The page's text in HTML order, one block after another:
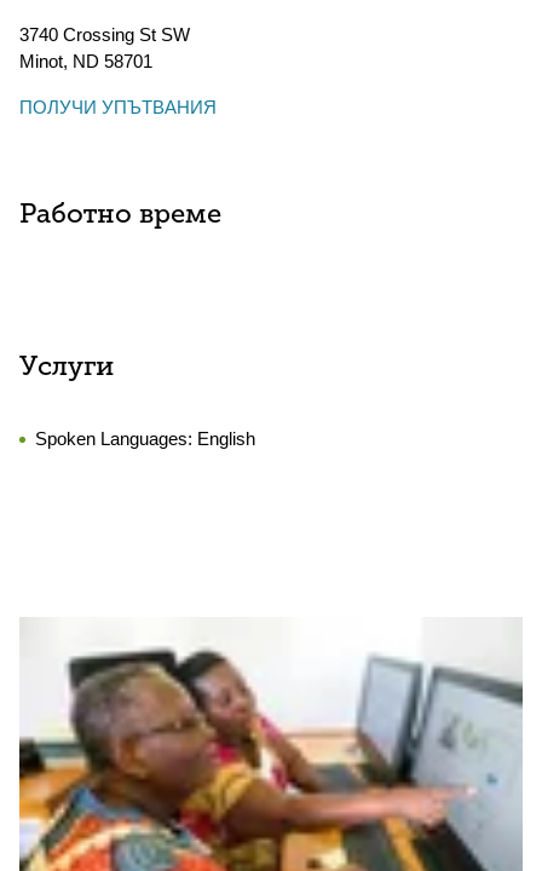
3740 Crossing St SW
Minot, ND 58701
ПОЛУЧИ УПЪТВАНИЯ
Работно време
Услуги
Spoken Languages: English